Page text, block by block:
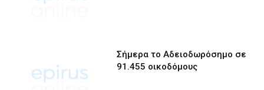
Σήμερα το Αδειοδωρόσημο σε
91.455 οικοδόμους